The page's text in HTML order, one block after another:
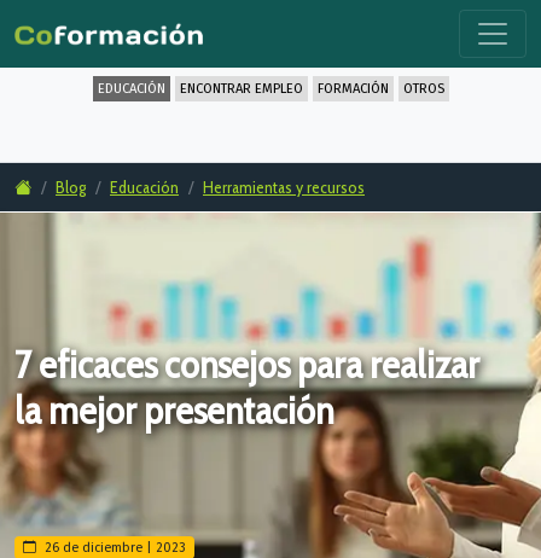
EDUCACIÓN ENCONTRAR EMPLEO FORMACIÓN OTROS
Blog Educación Herramientas y recursos
7 eficaces consejos para realizar
la mejor presentación
26 de diciembre | 2023